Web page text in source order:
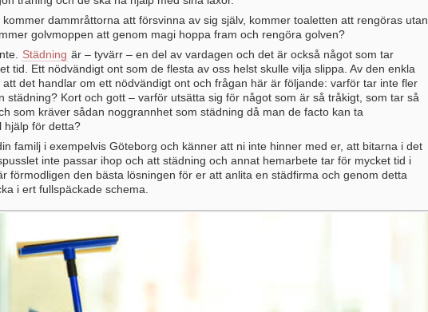
kommer dammråttorna att försvinna av sig själv, kommer toaletten att rengöras utan
golvmoppen att genom magi hoppa fram och rengöra golven?
Städning är – tyvärr – en del av vardagen och det är också något som tar
tid. Ett nödvändigt ont som de flesta av oss helst skulle vilja slippa. Av den enkla
att det handlar om ett nödvändigt ont och frågan här är följande: varför tar inte fler
städning? Kort och gott – varför utsätta sig för något som är så tråkigt, som tar så
som kräver sådan noggrannhet som städning då man de facto kan ta
hjälp för detta?
familj i exempelvis Göteborg och känner att ni inte hinner med er, att bitarna i det
inte passar ihop och att städning och annat hemarbete tar för mycket tid i
förmodligen den bästa lösningen för er att anlita en städfirma och genom detta
i ert fullspäckade schema.